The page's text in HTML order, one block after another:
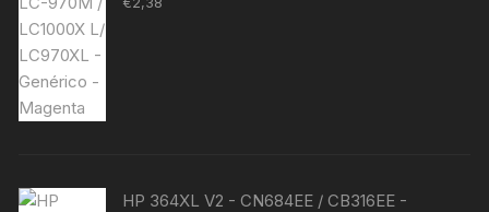
5.00de 5
HP 364XL V2 - CN684EE / CB316EE -